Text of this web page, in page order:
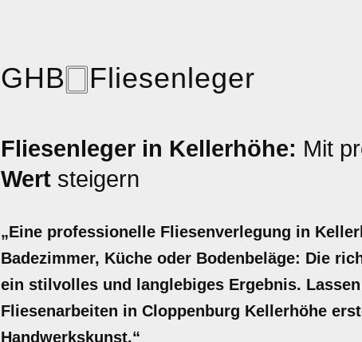
GHB🀆Fliesenleger
Fliesenleger in Kellerhöhe: Mit
Wert steigern
„Eine professionelle Fliesenverlegung in
Badezimmer, Küche oder Bodenbeläge: Die
ein stilvolles und langlebiges Ergebnis.
Fliesenarbeiten in Cloppenburg Kellerhöhe
Handwerkskunst.“